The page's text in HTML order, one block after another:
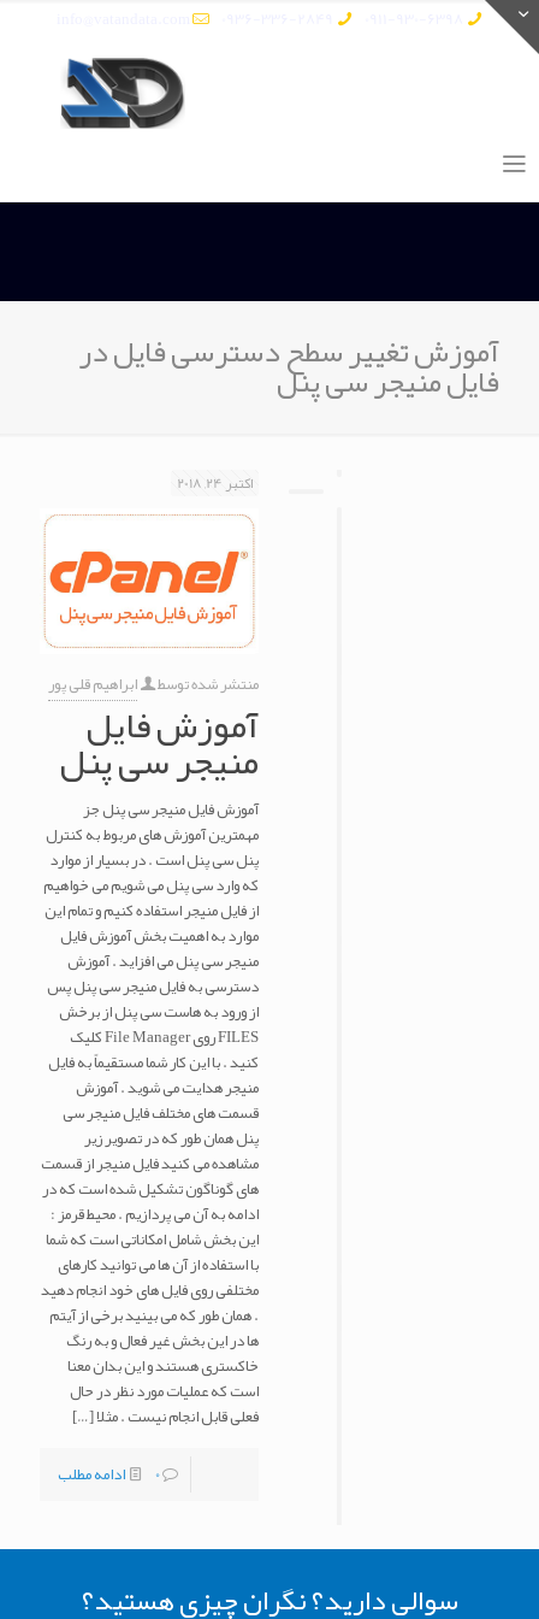
آموزش تغییر سطح دسترسی فایل در
فایل منیجر سی پنل
اکتبر 24, 2018
منتشر شده توسط ابراهیم قلی پور
آموزش فایل
منیجر سی پنل
آموزش فایل منیجر سی پنل جز
مهمترین آموزش های مربوط به کنترل
پنل سی پنل است . در بسیار از موارد
که وارد سی پنل می شویم می خواهیم
از فایل منیجر استفاده کنیم و تمام این
موارد به اهمیت بخش آموزش فایل
منیجر سی پنل می افزاید . آموزش
دسترسی به فایل منیجر سی پنل پس
از ورود به هاست سی پنل از برخش
FILES روی File Manager کلیک
کنید . با این کار شما مستقیماً به فایل
منیجر هدایت می شوید . آموزش
قسمت های مختلف فایل منیجر سی
پنل همان طور که در تصویر زیر
مشاهده می کنید فایل منیجر از قسمت
های گوناگون تشکیل شده است که در
ادامه به آن می پردازیم . محیط قرمز :
این بخش شامل امکاناتی است که شما
با استفاده از آن ها می توانید کارهای
مختلفی روی فایل های خود انجام دهید
. همان طور که می بینید برخی از آیتم
ها در این بخش غیر فعال و به رنگ
خاکستری هستند و این بدان معنا
است که عملیات مورد نظر در حال
فعلی قابل انجام نیست . مثلا[…]
0
ادامه مطلب
سوالی دارید؟ نگران چیزی هستید؟